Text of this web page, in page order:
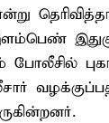
போலீசில்